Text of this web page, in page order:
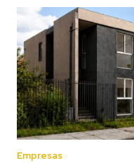
Empresas